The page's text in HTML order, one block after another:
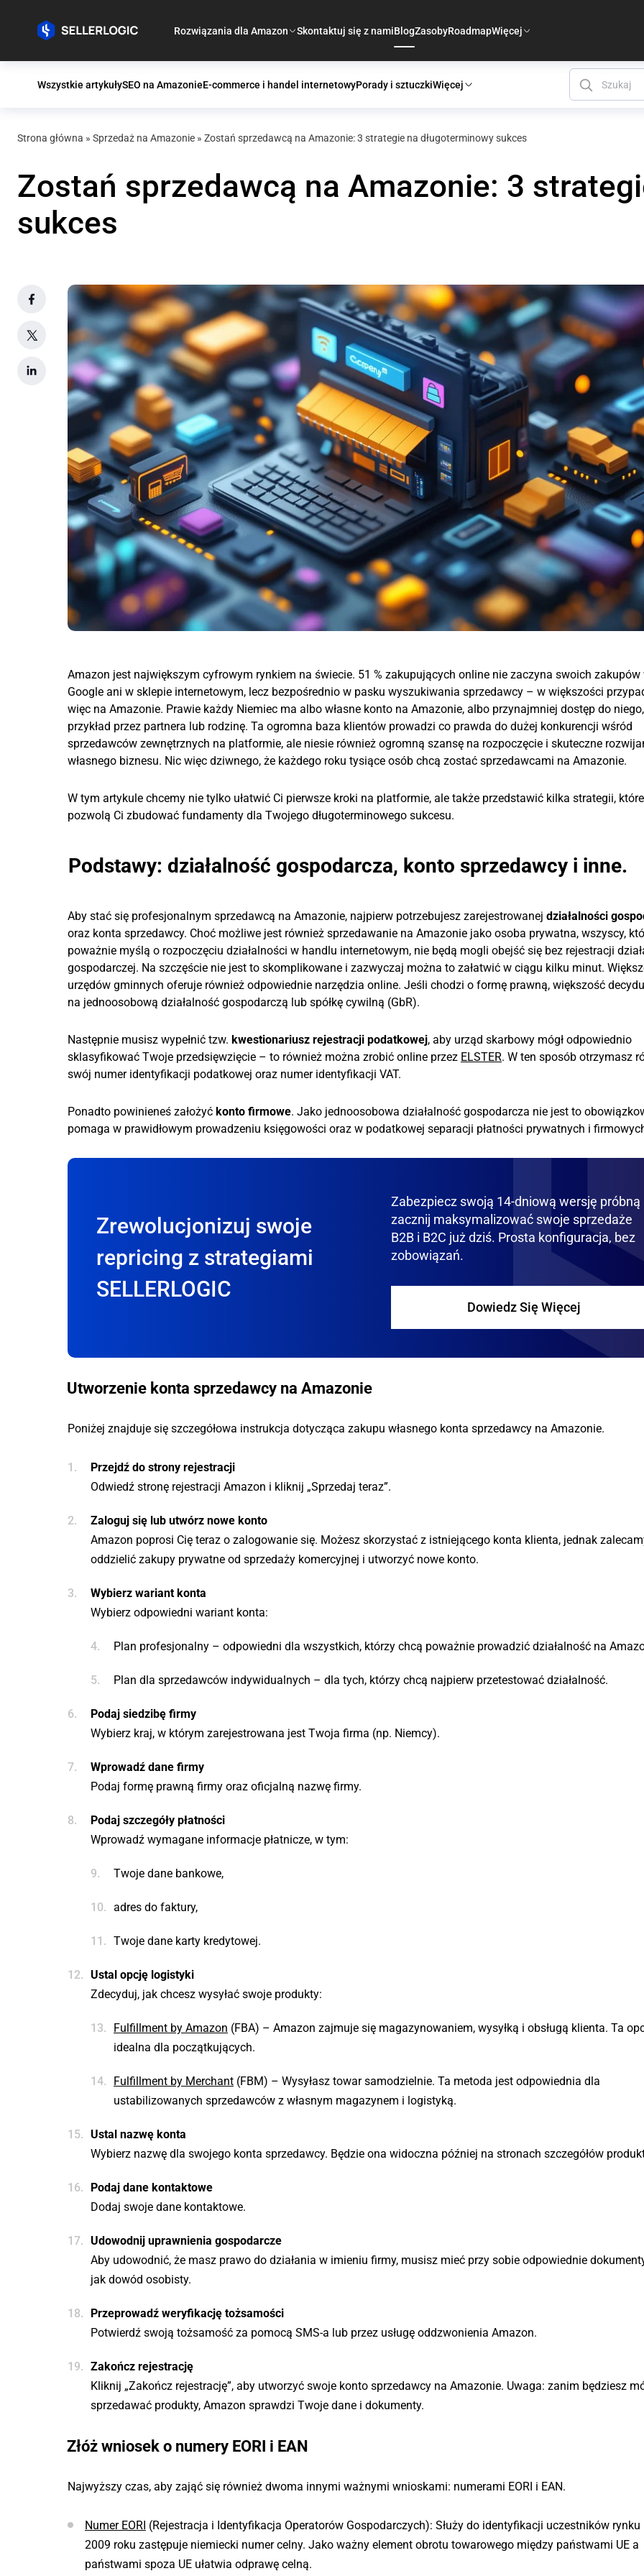
Rozwiązania dla Amazon Skontaktuj się z namiBlogZasobyRoadmapWięcej
Wszystkie artykułySEO na AmazonieE-commerce i handel internetowyPorady i sztuczkiWięcej
Strona główna » Sprzedaż na Amazonie » Zostań sprzedawcą na Amazonie: 3 strategie na długoterminowy sukces
Zostań sprzedawcą na Amazonie: 3
sukces
Amazon jest największym cyfrowym rynkiem na świecie. 51 % zakupujących online nie zaczyna swoich zakupów
Google ani w sklepie internetowym, lecz bezpośrednio w pasku wyszukiwania sprzedawcy – w większości
więc na Amazonie. Prawie każdy Niemiec ma albo własne konto na Amazonie, albo przynajmniej dostęp do
przykład przez partnera lub rodzinę. Ta ogromna baza klientów prowadzi co prawda do dużej konkurencji wśród
sprzedawców zewnętrznych na platformie, ale niesie również ogromną szansę na rozpoczęcie i skuteczne
własnego biznesu. Nic więc dziwnego, że każdego roku tysiące osób chcą zostać sprzedawcami na Amazonie.
W tym artykule chcemy nie tylko ułatwić Ci pierwsze kroki na platformie, ale także przedstawić kilka strategii, które
pozwolą Ci zbudować fundamenty dla Twojego długoterminowego sukcesu.
Podstawy: działalność gospodarcza, konto sprzedawcy i inne.
Aby stać się profesjonalnym sprzedawcą na Amazonie, najpierw potrzebujesz zarejestrowanej działalności
oraz konta sprzedawcy. Choć możliwe jest również sprzedawanie na Amazonie jako osoba prywatna, wszyscy,
poważnie myślą o rozpoczęciu działalności w handlu internetowym, nie będą mogli obejść się bez rejestracji
gospodarczej. Na szczęście nie jest to skomplikowane i zazwyczaj można to załatwić w ciągu kilku minut.
urzędów gminnych oferuje również odpowiednie narzędzia online. Jeśli chodzi o formę prawną, większość
na jednoosobową działalność gospodarczą lub spółkę cywilną (GbR).
Następnie musisz wypełnić tzw. kwestionariusz rejestracji podatkowej, aby urząd skarbowy mógł odpowiednio
sklasyfikować Twoje przedsięwzięcie – to również można zrobić online przez ELSTER. W ten sposób otrzymasz
swój numer identyfikacji podatkowej oraz numer identyfikacji VAT.
Ponadto powinieneś założyć konto firmowe. Jako jednoosobowa działalność gospodarcza nie jest to
pomaga w prawidłowym prowadzeniu księgowości oraz w podatkowej separacji płatności prywatnych i
Zrewolucjonizuj swoje
repricing z strategiami
SELLERLOGIC
Zabezpiecz swoją 14-dniową wersję próbną
zacznij maksymalizować swoje sprzedaże
B2B i B2C już dziś. Prosta konfiguracja, bez
zobowiązań.
Dowiedz Się Więcej
Utworzenie konta sprzedawcy na Amazonie
Poniżej znajduje się szczegółowa instrukcja dotycząca zakupu własnego konta sprzedawcy na Amazonie.
Przejdź do strony rejestracji
Odwiedź stronę rejestracji Amazon i kliknij „Sprzedaj teraz”.
Zaloguj się lub utwórz nowe konto
Amazon poprosi Cię teraz o zalogowanie się. Możesz skorzystać z istniejącego konta klienta, jednak
oddzielić zakupy prywatne od sprzedaży komercyjnej i utworzyć nowe konto.
Wybierz wariant konta
Wybierz odpowiedni wariant konta:
Plan profesjonalny – odpowiedni dla wszystkich, którzy chcą poważnie prowadzić działalność na
Plan dla sprzedawców indywidualnych – dla tych, którzy chcą najpierw przetestować działalność.
Podaj siedzibę firmy
Wybierz kraj, w którym zarejestrowana jest Twoja firma (np. Niemcy).
Wprowadź dane firmy
Podaj formę prawną firmy oraz oficjalną nazwę firmy.
Podaj szczegóły płatności
Wprowadź wymagane informacje płatnicze, w tym:
Twoje dane bankowe,
adres do faktury,
Twoje dane karty kredytowej.
Ustal opcję logistyki
Zdecyduj, jak chcesz wysyłać swoje produkty:
Fulfillment by Amazon (FBA) – Amazon zajmuje się magazynowaniem, wysyłką i obsługą klienta. Ta
idealna dla początkujących.
Fulfillment by Merchant (FBM) – Wysyłasz towar samodzielnie. Ta metoda jest odpowiednia dla
ustabilizowanych sprzedawców z własnym magazynem i logistyką.
Ustal nazwę konta
Wybierz nazwę dla swojego konta sprzedawcy. Będzie ona widoczna później na stronach szczegółów
Podaj dane kontaktowe
Dodaj swoje dane kontaktowe.
Udowodnij uprawnienia gospodarcze
Aby udowodnić, że masz prawo do działania w imieniu firmy, musisz mieć przy sobie odpowiednie
jak dowód osobisty.
Przeprowadź weryfikację tożsamości
Potwierdź swoją tożsamość za pomocą SMS-a lub przez usługę oddzwonienia Amazon.
Zakończ rejestrację
Kliknij „Zakończ rejestrację”, aby utworzyć swoje konto sprzedawcy na Amazonie. Uwaga: zanim będziesz
sprzedawać produkty, Amazon sprawdzi Twoje dane i dokumenty.
Złóż wniosek o numery EORI i EAN
Najwyższy czas, aby zająć się również dwoma innymi ważnymi wnioskami: numerami EORI i EAN.
Numer EORI (Rejestracja i Identyfikacja Operatorów Gospodarczych): Służy do identyfikacji uczestników rynku
2009 roku zastępuje niemiecki numer celny. Jako ważny element obrotu towarowego między państwami UE a
państwami spoza UE ułatwia odprawę celną.